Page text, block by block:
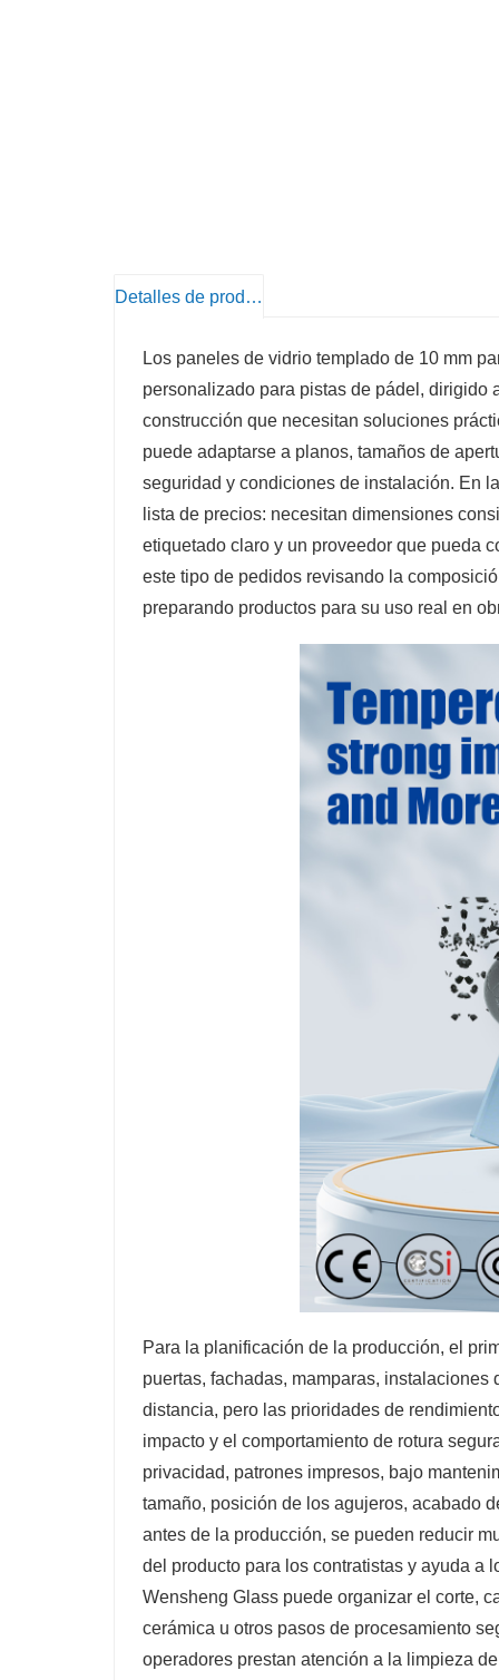
Detalles de producto
Los paneles de vidrio templado de 10 mm
personalizado para pistas de pádel, dirigido
construcción que necesitan soluciones
puede adaptarse a planos, tamaños de
seguridad y condiciones de instalación. En
lista de precios: necesitan dimensiones
etiquetado claro y un proveedor que pueda
este tipo de pedidos revisando la
preparando productos para su uso real en
Para la planificación de la producción, el
puertas, fachadas, mamparas,
distancia, pero las prioridades de
impacto y el comportamiento de rotura
privacidad, patrones impresos, bajo
tamaño, posición de los agujeros, acabado
antes de la producción, se pueden reducir
del producto para los contratistas y ayuda a
Wensheng Glass puede organizar el corte,
cerámica u otros pasos de procesamiento
operadores prestan atención a la limpieza